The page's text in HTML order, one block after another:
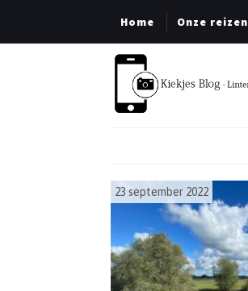
Home Onze reizen
23 september 2022